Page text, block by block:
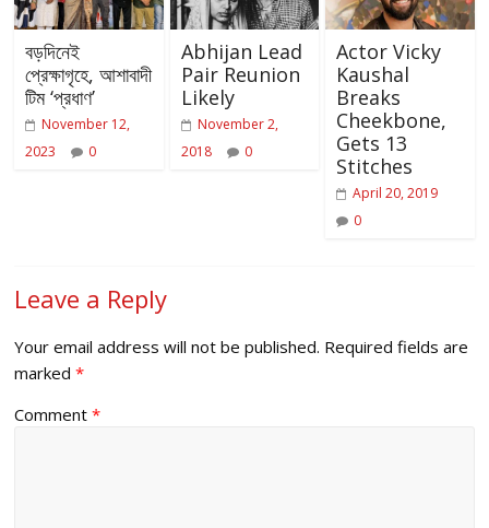
বড়দিনেই
প্রেক্ষাগৃহে, আশাবাদী
টিম ‘প্রধাণ’
November 12,
2023
0
Abhijan Lead
Pair Reunion
Likely
November 2,
2018
0
Actor Vicky
Kaushal
Breaks
Cheekbone,
Gets 13
Stitches
April 20, 2019
0
Leave a Reply
Your email address will not be published. Required fields are
marked*
Comment*